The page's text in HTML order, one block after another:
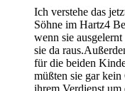
Ich verstehe das
Söhne im Hartz4
wenn sie
sie da
für die beiden
müßten sie gar
ihrem Verdienst um